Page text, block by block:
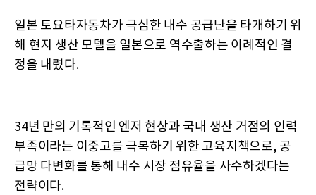
일본 토요타자동차가 극심한 내수 공급난을 타개하기 위
해 현지 생산 모델을 일본으로 역수출하는 이례적인 결
정을 내렸다.
34년 만의 기록적인 엔저 현상과 국내 생산 거점의 인력
부족이라는 이중고를 극복하기 위한 고육지책으로, 공
급망 다변화를 통해 내수 시장 점유율을 사수하겠다는
전략이다.